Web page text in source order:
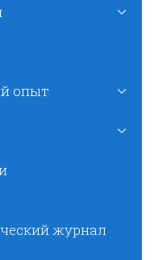
опыт
журнал